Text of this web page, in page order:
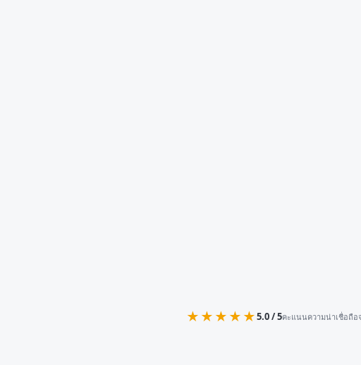
★★★★★5.0 / 5คะแนนความน่าเชื่อถือ